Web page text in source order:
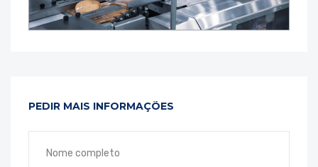
PEDIR MAIS INFORMAÇÕES